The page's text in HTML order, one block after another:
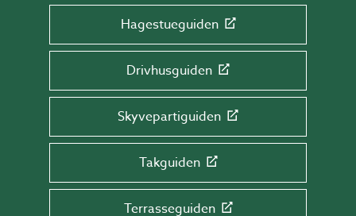
Hagestueguiden
Drivhusguiden
Skyvepartiguiden
Takguiden
Terrasseguiden